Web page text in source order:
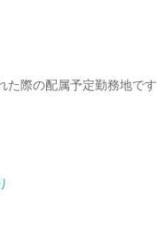
た際の配属予定勤務地です